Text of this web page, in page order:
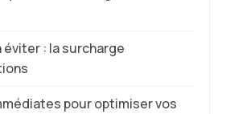
éviter : la surcharge
pour optimiser vos